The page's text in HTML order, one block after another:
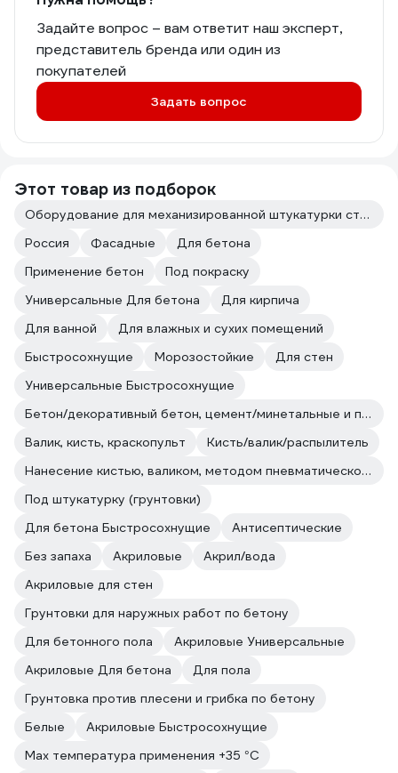
Задайте вопрос – вам ответит наш эксперт,
представитель бренда или один из
покупателей
Задать вопрос
Этот товар из подборок
Оборудование для механизированной штукатурки стен
Россия
Фасадные
Для бетона
Применение бетон
Под покраску
Универсальные Для бетона
Для кирпича
Для ванной
Для влажных и сухих помещений
Быстросохнущие
Морозостойкие
Для стен
Универсальные Быстросохнущие
Бетон/декоративный бетон, цемент/минетальные и полимерные декоративные штукатурки/прочие впитывающие поверхности
Валик, кисть, краскопульт
Кисть/валик/распылитель
Нанесение кистью, валиком, методом пневматического и безвоздушного распыления.
Под штукатурку (грунтовки)
Для бетона Быстросохнущие
Антисептические
Без запаха
Акриловые
Акрил/вода
Акриловые для стен
Грунтовки для наружных работ по бетону
Для бетонного пола
Акриловые Универсальные
Акриловые Для бетона
Для пола
Грунтовка против плесени и грибка по бетону
Белые
Акриловые Быстросохнущие
Max температура применения +35 °С